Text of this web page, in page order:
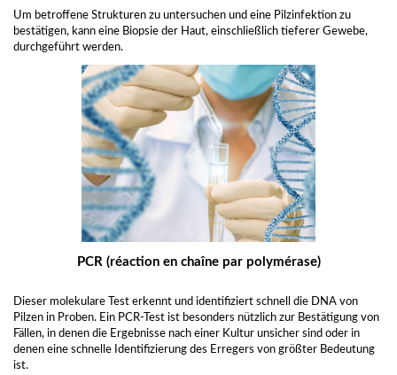
Um betroffene Strukturen zu untersuchen und eine Pilzinfektion zu
bestätigen, kann eine Biopsie der Haut, einschließlich tieferer Gewebe,
durchgeführt werden.
PCR (réaction en chaîne par polymérase)
Dieser molekulare Test erkennt und identifiziert schnell die DNA von
Pilzen in Proben. Ein PCR-Test ist besonders nützlich zur Bestätigung von
Fällen, in denen die Ergebnisse nach einer Kultur unsicher sind oder in
denen eine schnelle Identifizierung des Erregers von größter Bedeutung
ist.